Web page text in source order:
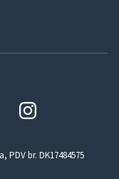
PDV br. DK17484575